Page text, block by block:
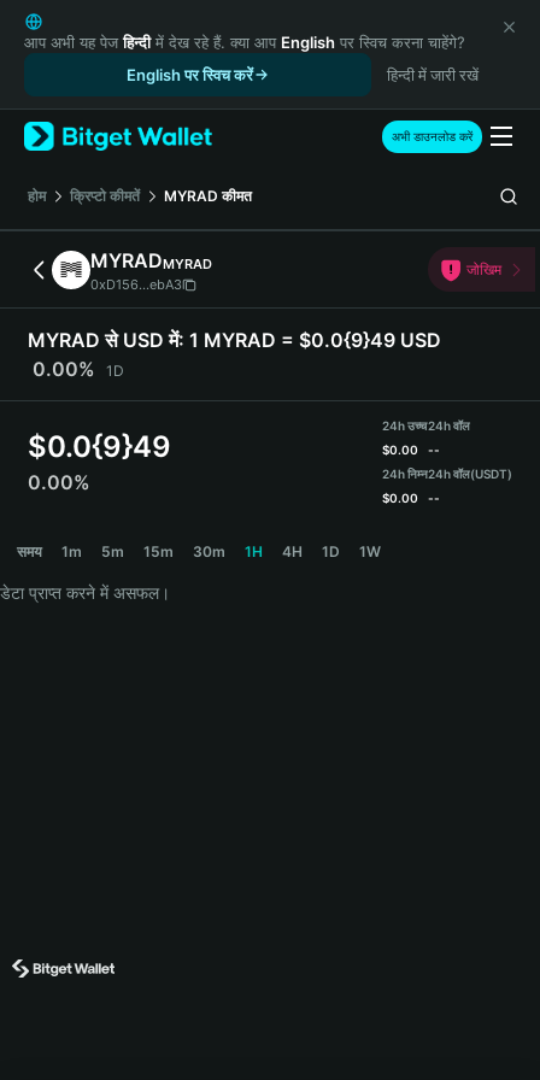
English
日本語
Русский
Español (Latinoamérica)
Türkçe
Italiano
Deutsch
简体中文
繁體中文
Português (Portugal)
Bahasa Indonesia
Español
आप अभी यह पेजहिन्दीमें देख रहे हैं. क्या आप English पर स्विच करना चाहेंगे?
English पर स्विच करें
हिन्दी में जारी रखें
अभी डाउनलोड करें
होम क्रिप्टो कीमतें MYRAD कीमत
MYRADMYRAD
0xD156...ebA3
जोखिम
MYRAD से USD में: 1 MYRAD = $0.0{9}49 USD
0.00%
1D
$0.0{9}49
0.00%
24h उच्च
$0.00
24h निम्न
$0.00
24h वॉल
--
24h वॉल(USDT)
--
समय 1m 5m 15m 30m 1H 4H 1D 1W
डेटा प्राप्त करने में असफल।